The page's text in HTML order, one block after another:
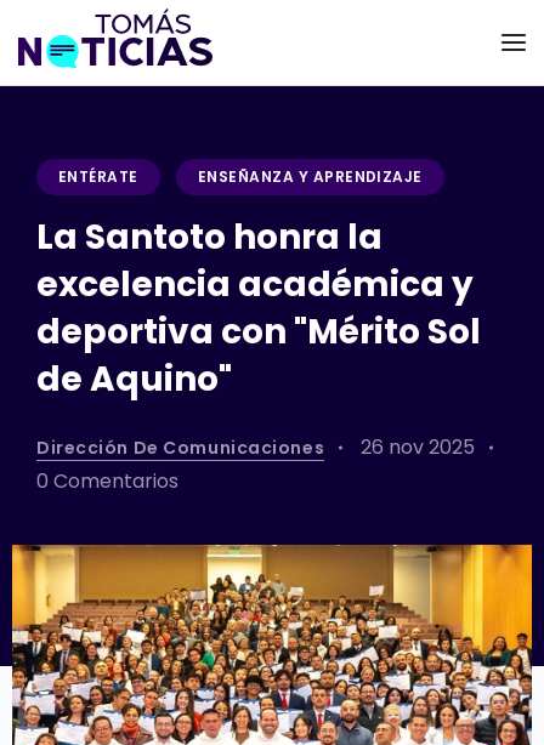
ENTÉRATE ENSEÑANZA Y APRENDIZAJE
La Santoto honra la
excelencia académica y
deportiva con "Mérito Sol
de Aquino"
Dirección De Comunicaciones
26 nov 2025
0 Comentarios